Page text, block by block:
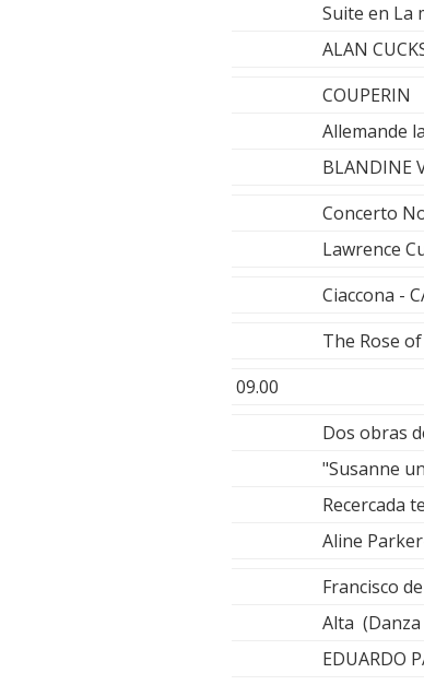
Suite en La
ALAN
COUPERIN
Allemande
BLANDINE
Concerto
Lawrence
Ciaccona -
The Rose
09.00
Dos obras
"Susanne
Recercada
Aline
Francisco
Alta (Danza
EDUARDO